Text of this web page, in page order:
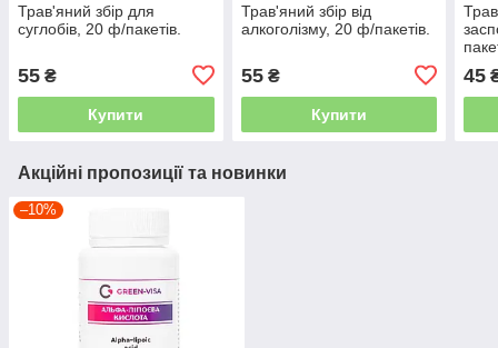
Трав'яний збір для
суглобів, 20 ф/пакетів.
55 ₴
Купити
Трав'яний збір від
алкоголізму, 20 ф/пакетів.
55₴
Купити
45
Акційні пропозиції та новинки
–10%